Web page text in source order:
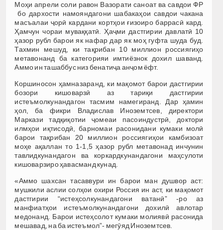
Моҳи апрели соли равон Вазорати саноат ва савдои ФР
бо дархости намояндагони шабакаҳои савдои чакана
масъалаи ҷорӣ кардани кортҳои ғизоиро баррасӣ кард.
Ҳамчун чораи муваққатӣ. Ҳаҷми дастгирии давлатӣ 10
ҳазор рубл барои як нафар дар як моҳ гуфта шуда буд.
Тахмин мешуд, ки тақрибан 10 миллион россиягиҳо
метавонанд ба категорияи имтиёзнок дохил шаванд.
Аммо ин ташаббус низ бенатиҷа анҷом ёфт.
Коршиносон ҳамназаранд, ки мақомот барои дастгирии
бозори кишоварзӣ аз тариқи дастгирии
истеъмолкунандагон тасмим намегиранд. Дар ҳамин
ҳол, ба фикри Владислав Иноземтсев, директори
Маркази тадқиқотии ҷомеаи пасоиндустрӣ, доктори
илмҳои иқтисодӣ, барномаи расонидани кумаки молӣ
барои тақрибан 20 миллион россиягиҳои камбизоат
моҳе ақаллан то 1-1,5 ҳазор рубл метавонад инчунин
тавлидкунандагон ва коркардкунандагони маҳсулоти
кишоварзиро ҳавасманд кунад.
«Аммо шахсан тасаввури ин барои ман душвор аст:
мушкили аслии солҳои охири Россия ин аст, ки мақомот
дастгирии “истеҳсолкунандагони ватанӣ” -ро аз
манфиатҳои истеъмолкунандагони дохилӣ авлотар
медонанд. Барои истеҳсолот кумаки молиявӣ расонида
мешавад, на ба истеъмол”- мегӯяд Иноземтсев.